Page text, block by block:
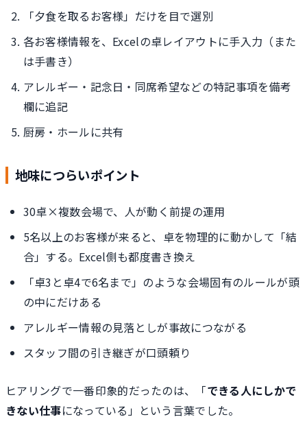
「夕食を取るお客様」だけを目で選別
各お客様情報を、Excelの卓レイアウトに手入力（また
は手書き）
アレルギー・記念日・同席希望などの特記事項を備考
欄に追記
厨房・ホールに共有
地味につらいポイント
30卓×複数会場で、人が動く前提の運用
5名以上のお客様が来ると、卓を物理的に動かして「結
合」する。Excel側も都度書き換え
「卓3と卓4で6名まで」のような会場固有のルールが頭
の中にだけある
アレルギー情報の見落としが事故につながる
スタッフ間の引き継ぎが口頭頼り
ヒアリングで一番印象的だったのは、「できる人にしかで
きない仕事になっている」という言葉でした。